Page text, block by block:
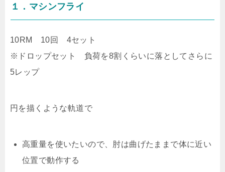
１．マシンフライ
10RM 10回 4セット
※ドロップセット 負荷を8割くらいに落としてさらに
5レップ
円を描くような軌道で
高重量を使いたいので、肘は曲げたままで体に近い
位置で動作する